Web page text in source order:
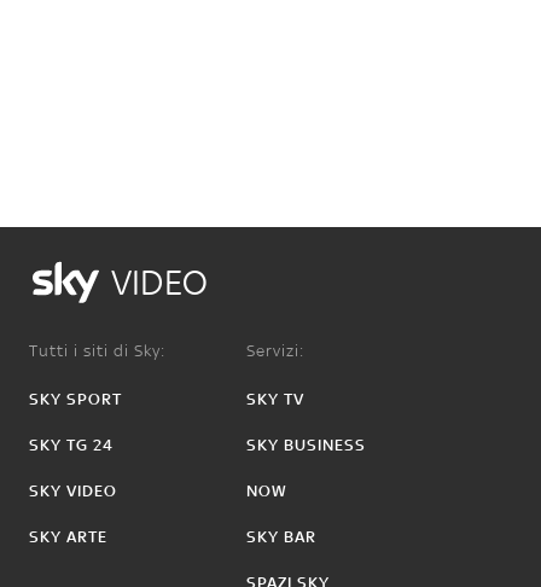
VIDEO
Tutti i siti di Sky:
SKY SPORT
SKY TG 24
SKY VIDEO
SKY ARTE
Servizi:
SKY TV
SKY BUSINESS
NOW
SKY BAR
SPAZI SKY